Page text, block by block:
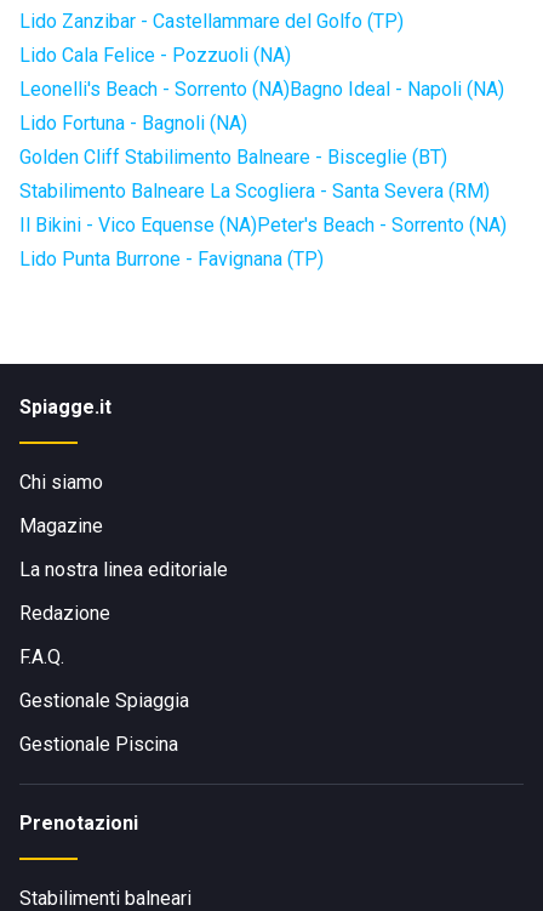
Lido Zanzibar - Castellammare del Golfo (TP)
Lido Cala Felice - Pozzuoli (NA)
Leonelli's Beach - Sorrento (NA)Bagno Ideal - Napoli (NA)
Lido Fortuna - Bagnoli (NA)
Golden Cliff Stabilimento Balneare - Bisceglie (BT)
Stabilimento Balneare La Scogliera - Santa Severa (RM)
Il Bikini - Vico Equense (NA)Peter's Beach - Sorrento (NA)
Lido Punta Burrone - Favignana (TP)
Spiagge.it
Chi siamo
Magazine
La nostra linea editoriale
Redazione
F.A.Q.
Gestionale Spiaggia
Gestionale Piscina
Prenotazioni
Stabilimenti balneari